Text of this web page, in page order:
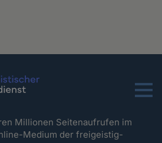
Menu
Millionen Seitenaufrufen im
Medium der freigeistig-